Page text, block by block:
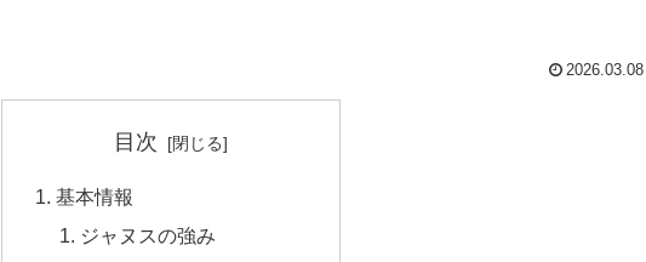
2026.03.08
目次
基本情報
ジャヌスの強み